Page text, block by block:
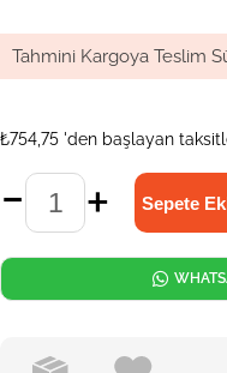
Tahmini Kargoya Teslim
₺754,75 'den başlayan